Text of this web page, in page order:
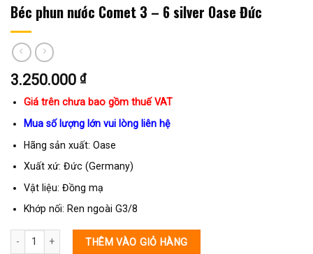
Béc phun nước Comet 3 – 6 silver Oase Đức
3.250.000 ₫
Giá trên chưa bao gồm thuế VAT
Mua số lượng lớn vui lòng liên hệ
Hãng sản xuất: Oase
Xuất xứ: Đức (Germany)
Vật liệu: Đồng mạ
Khớp nối: Ren ngoài G3/8
Béc phun nước Comet 3 - 6 silver Oase Đức số lượng
THÊM VÀO GIỎ HÀNG